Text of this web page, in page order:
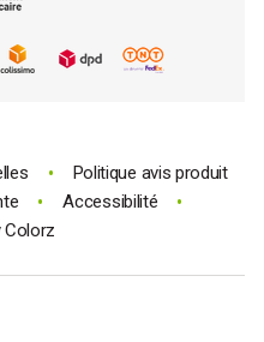
quel type
le riz ?
aux petits trouspour retenir
de s'écouler facilement. Les
pour leur durabilité,
sont parfaits pour rincer le riz
silicone pour une stabilité
• Politique avis produit
• Accessibilité •
Colorz